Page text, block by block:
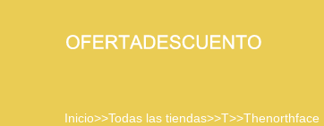
Inicio>>Todas las tiendas>>T>>Thenorthface